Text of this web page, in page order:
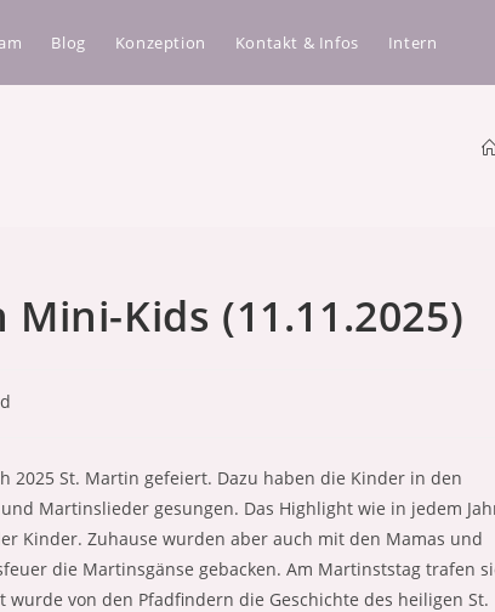
Blog Konzeption Kontakt & Infos Intern
Kids (11.11.2025)
2025 St. Martin gefeiert. Dazu haben die Kinder in den
Martinslieder gesungen. Das Highlight wie in jedem
Kinder. Zuhause wurden aber auch mit den Mamas und
die Martinsgänse gebacken. Am Martinststag trafen
von den Pfadfindern die Geschichte des heiligen St.